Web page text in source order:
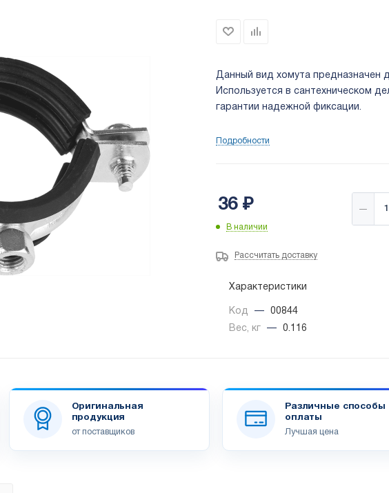
Данный вид хомута предназначен
Используется в сантехническом
гарантии надежной фиксации.
Подробности
36₽
В наличии
Рассчитать доставку
Характеристики
Код —
00844
Вес, кг
— 0.116
Оригинальная
продукция
от поставщиков
Различные способы
оплаты
Лучшая цена